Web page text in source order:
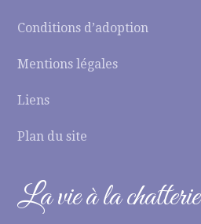
Conditions d’adoption
Mentions légales
Liens
Plan du site
La vie à la chatterie